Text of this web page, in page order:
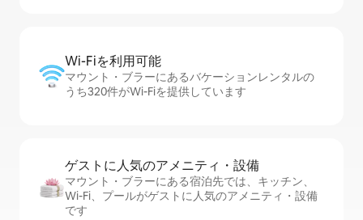
Wi-Fiを利⁠用⁠可⁠能
マウント・ブラーにあるバケーションレンタルの
うち320件がWi-Fiを提供しています
ゲストに人⁠気⁠のア⁠メ⁠ニ⁠テ⁠ィ・設⁠備
マウント・ブラーにある宿泊先では、キッチン、
Wi-Fi、プールがゲストに人気のアメニティ・設備
です